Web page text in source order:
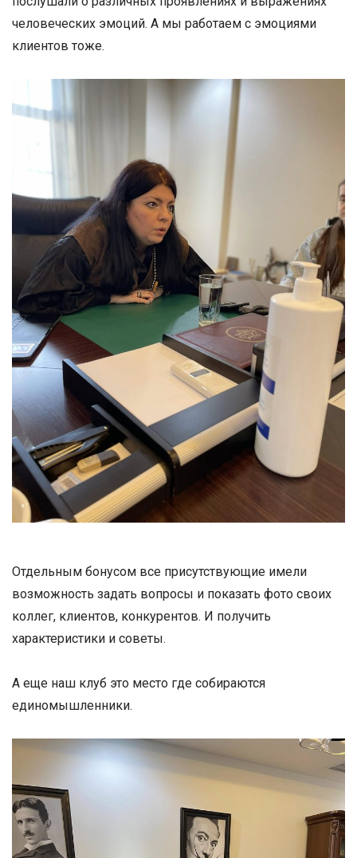
человеческих эмоций. А мы работаем с эмоциями
клиентов тоже.
Отдельным бонусом все присутствующие имели
возможность задать вопросы и показать фото своих
коллег, клиентов, конкурентов. И получить
характеристики и советы.
А еще наш клуб это место где собираются
единомышленники.